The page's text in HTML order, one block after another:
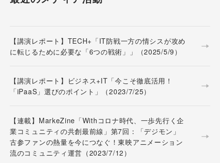
【講演レポート】TECH+「IT防戦一方の情シスが攻め
に転じるために必要な「6つの戦術」」（2025/5/9）
【講演レポート】ビジネス+IT「今こそ徹底活用！
「iPaaS」選びのポイント」（2023/7/25）
【連載】MarkeZine「Withコロナ時代、一歩先行く企
業コミュニティの共創最前線」第7回：「デジモン」
古参ファンの熱量を今につなぐ！東映アニメーション
流のコミュニティ運営（2023/7/12）